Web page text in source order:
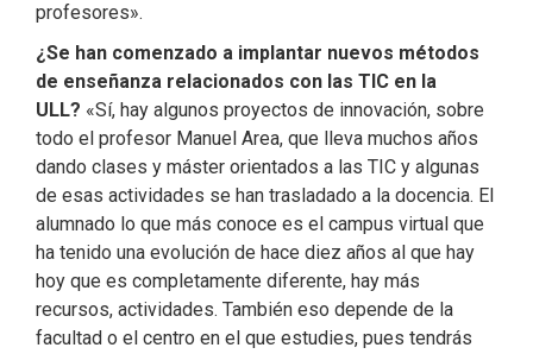
profesores».
¿Se han comenzado a implantar nuevos métodos
de enseñanza relacionados con las TIC en la
ULL? «Sí, hay algunos proyectos de innovación, sobre
todo el profesor Manuel Area, que lleva muchos años
dando clases y máster orientados a las TIC y algunas
de esas actividades se han trasladado a la docencia. El
alumnado lo que más conoce es el campus virtual que
ha tenido una evolución de hace diez años al que hay
hoy que es completamente diferente, hay más
recursos, actividades. También eso depende de la
facultad o el centro en el que estudies, pues tendrás